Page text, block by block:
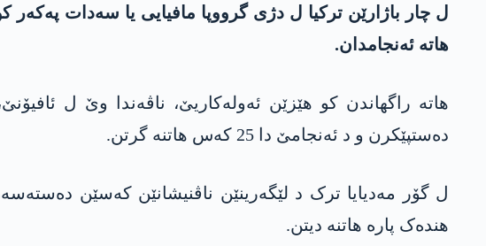
ل چار باژارێن ترکیا ل دژی گرووپا مافیایی یا سەدات پەکەر
ھاتە ئەنجامدان.
دەستپێکرن و د ئەنجامێ دا 25 کەس ھاتنە گرتن.
ل گۆر مەدیایا ترک د لێگەرینێن ناڤنیشانێن کەسێن
ھندەک پارە ھاتنە دیتن.